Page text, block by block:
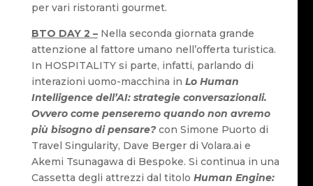
per vari ristoranti gourmet.
BTO DAY 2 –Nella seconda giornata grande
attenzione al fattore umano nell’offerta turistica.
In HOSPITALITY si parte, infatti, parlando di
interazioni uomo-macchina in Lo Human
Intelligence dell’AI: strategie conversazionali.
Ovvero come penseremo quando non avremo
più bisogno di pensare?con Simone Puorto di
Travel Singularity, Dave Berger di Volara.ai e
Akemi Tsunagawa di Bespoke. Si continua in una
Cassetta degli attrezzi dal titolo Human Engine: